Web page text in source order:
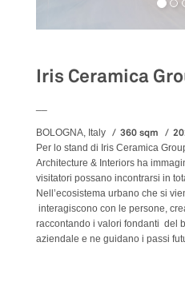
Iris Ceramica
BOLOGNA, Italy 360 sqm
Per lo stand di Iris Ceramica
Architecture & Interiors ha
visitatori possano incontrarsi in
Nell’ecosistema urbano che si
interagiscono con le persone,
raccontando i valori fondanti del
aziendale e ne guidano i passi